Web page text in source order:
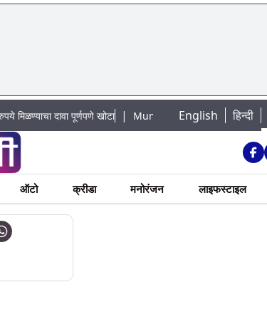
दावा पूर्णपणे खोटा| Mumbai Lake Water Levels: मुंबई
English हिन्दी
ऑटो क्रीडा मनोरंजन लाइफस्टाइल